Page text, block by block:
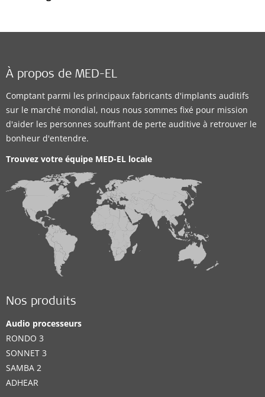
À propos de MED-EL
Comptant parmi les principaux fabricants d'implants auditifs
sur le marché mondial, nous nous sommes fixé pour mission
d'aider les personnes souffrant de perte auditive à retrouver le
bonheur d'entendre.
Trouvez votre équipe MED-EL locale
Nos produits
Audio processeurs
RONDO 3
SONNET 3
SAMBA 2
ADHEAR